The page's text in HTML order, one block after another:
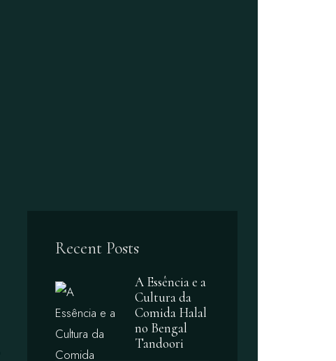
Recent Posts
A Essência e a
Cultura da
Comida Halal
no Bengal
Tandoori